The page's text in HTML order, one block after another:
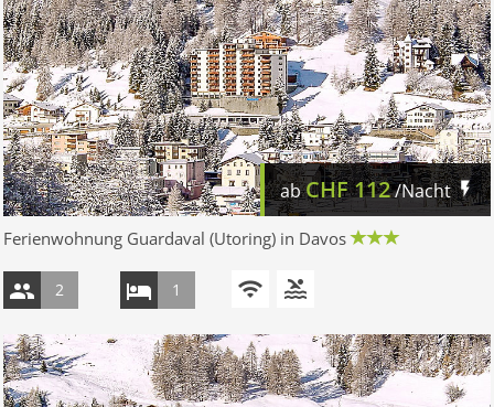
abCHF112/Nacht
Ferienwohnung Guardaval (Utoring) in Davos
2 1